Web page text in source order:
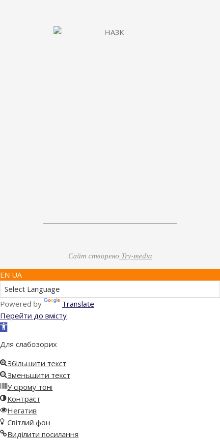
Сайт створено Try-media
EN UA
Powered by
Translate
Перейти до вмісту
Відкрити
інструментів
Для слабозорих
Збільшити текст
Зменьшити текст
У сірому тоні
Контраст
Негатив
Світлий фон
Виділити посилання